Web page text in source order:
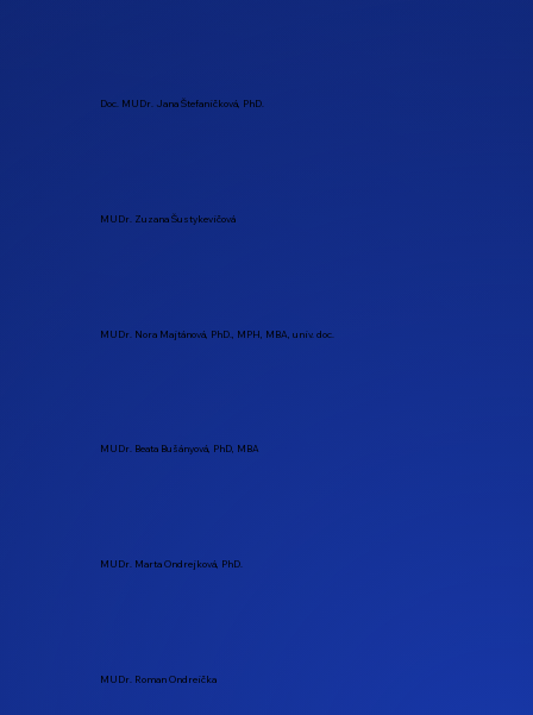
Doc. MUDr. Jana Štefaničková, PhD.
MUDr. Zuzana Šustykevičová
MUDr. Nora Majtánová, PhD., MPH, MBA, univ. doc.
MUDr. Beata Bušányová, PhD, MBA
MUDr. Marta Ondrejková, PhD.
MUDr. Roman Ondreička